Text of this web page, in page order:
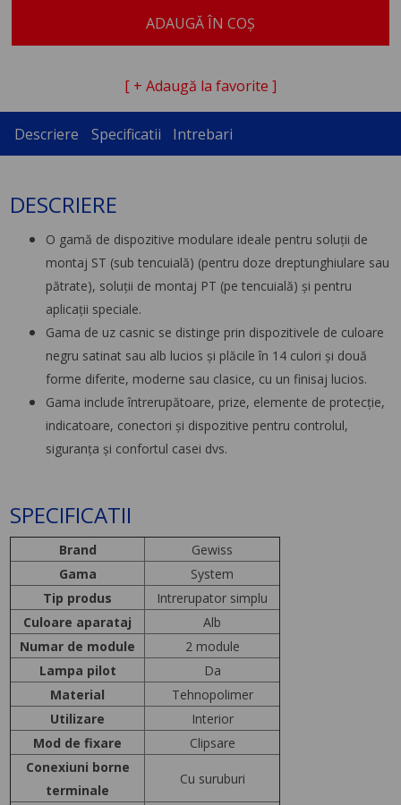
ADAUGĂ ÎN COȘ
[ + Adaugă la favorite ]
Descriere Specificatii Intrebari
DESCRIERE
O gamă de dispozitive modulare ideale pentru soluţii de
montaj ST (sub tencuială) (pentru doze dreptunghiulare sau
pătrate), soluţii de montaj PT (pe tencuială) şi pentru
aplicaţii speciale.
Gama de uz casnic se distinge prin dispozitivele de culoare
negru satinat sau alb lucios şi plăcile în 14 culori şi două
forme diferite, moderne sau clasice, cu un finisaj lucios.
Gama include întrerupătoare, prize, elemente de protecţie,
indicatoare, conectori şi dispozitive pentru controlul,
siguranţa şi confortul casei dvs.
SPECIFICATII
Brand
Gewiss
Gama
System
Tip produs
Intrerupator simplu
Culoare aparataj
Alb
Numar de module
2 module
Lampa pilot
Da
Material
Tehnopolimer
Utilizare
Interior
Mod de fixare
Clipsare
Conexiuni borne
terminale
Cu suruburi